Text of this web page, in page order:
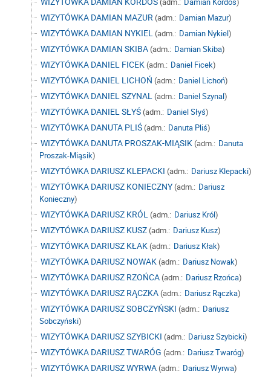
(adm.: Damian Kordos)
WIZYTÓWKA DAMIAN MAZUR(adm.: Damian Mazur)
WIZYTÓWKA DAMIAN NYKIEL(adm.: Damian Nykiel)
WIZYTÓWKA DAMIAN SKIBA(adm.: Damian Skiba)
WIZYTÓWKA DANIEL FICEK(adm.: Daniel Ficek)
WIZYTÓWKA DANIEL LICHOŃ (adm.: Daniel Lichoń)
WIZYTÓWKA DANIEL SZYNAL(adm.: Daniel Szynal)
WIZYTÓWKA DANIEL SŁYŚ(adm.: Daniel Słyś)
WIZYTÓWKA DANUTA PLIŚ(adm.: Danuta Pliś)
WIZYTÓWKA DANUTA PROSZAK-MIĄSIK(adm.: Danuta
Proszak-Miąsik)
WIZYTÓWKA DARIUSZ KLEPACKI (adm.: Dariusz Klepacki)
WIZYTÓWKA DARIUSZ KONIECZNY(adm.: Dariusz
Konieczny)
WIZYTÓWKA DARIUSZ KRÓL(adm.: Dariusz Król)
WIZYTÓWKA DARIUSZ KUSZ(adm.: Dariusz Kusz)
WIZYTÓWKA DARIUSZ KŁAK(adm.: Dariusz Kłak)
WIZYTÓWKA DARIUSZ NOWAK(adm.: Dariusz Nowak)
WIZYTÓWKA DARIUSZ RZOŃCA(adm.: Dariusz Rzońca)
WIZYTÓWKA DARIUSZ RĄCZKA(adm.: Dariusz Rączka)
WIZYTÓWKA DARIUSZ SOBCZYŃSKI (adm.: Dariusz
Sobczyński)
WIZYTÓWKA DARIUSZ SZYBICKI (adm.: Dariusz Szybicki)
WIZYTÓWKA DARIUSZ TWARÓG (adm.: Dariusz Twaróg)
WIZYTÓWKA DARIUSZ WYRWA(adm.: Dariusz Wyrwa)